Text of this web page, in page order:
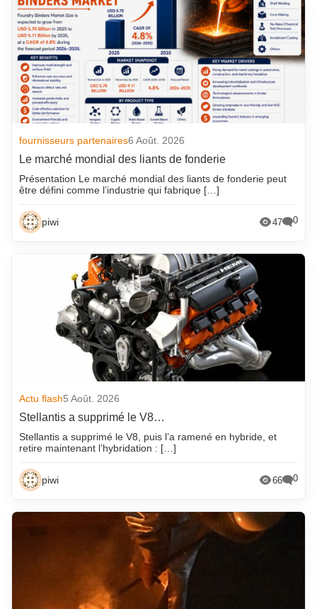
fournisseurs partenaires6 Août. 2026
Le marché mondial des liants de fonderie
Présentation Le marché mondial des liants de fonderie peut
être défini comme l’industrie qui fabrique […]
piwi 47 0
Actu flash5 Août. 2026
Stellantis a supprimé le V8…
Stellantis a supprimé le V8, puis l’a ramené en hybride, et
retire maintenant l’hybridation : […]
piwi 66 0